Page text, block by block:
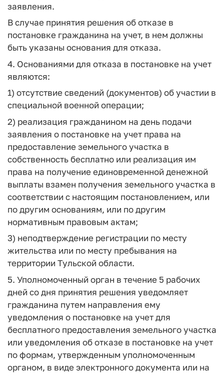
заявления.
В случае принятия решения об отказе в
постановке гражданина на учет, в нем должны
быть указаны основания для отказа.
4. Основаниями для отказа в постановке на учет
являются:
1) отсутствие сведений (документов) об участии в
специальной военной операции;
2) реализация гражданином на день подачи
заявления о постановке на учет права на
предоставление земельного участка в
собственность бесплатно или реализация им
права на получение единовременной денежной
выплаты взамен получения земельного участка в
соответствии с настоящим постановлением, или
по другим основаниям, или по другим
нормативным правовым актам;
3) неподтверждение регистрации по месту
жительства или по месту пребывания на
территории Тульской области.
5. Уполномоченный орган в течение 5 рабочих
дней со дня принятия решения уведомляет
гражданина путем направления ему
уведомления о постановке на учет для
бесплатного предоставления земельного участка
или уведомления об отказе в постановке на учет
по формам, утвержденным уполномоченным
органом, в виде электронного документа или на